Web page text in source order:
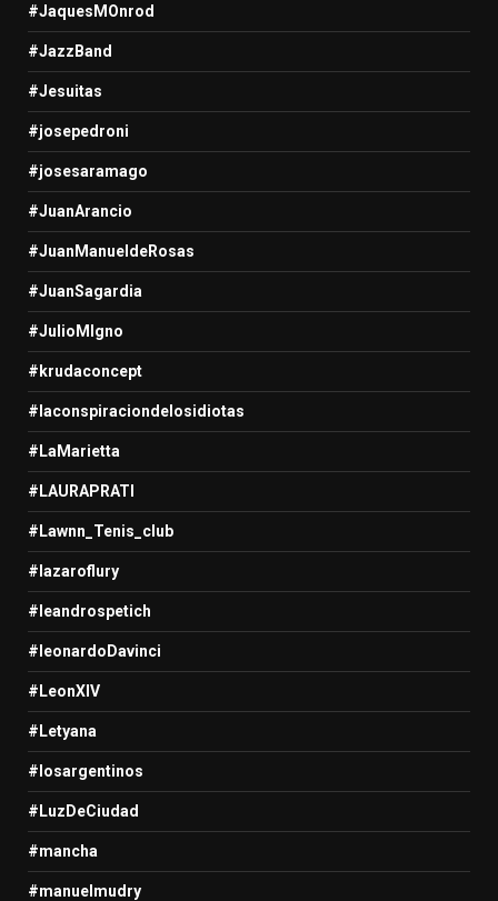
#JaquesMOnrod
#JazzBand
#Jesuitas
#josepedroni
#josesaramago
#JuanArancio
#JuanManueldeRosas
#JuanSagardia
#JulioMIgno
#krudaconcept
#laconspiraciondelosidiotas
#LaMarietta
#LAURAPRATI
#Lawnn_Tenis_club
#lazaroflury
#leandrospetich
#leonardoDavinci
#LeonXIV
#Letyana
#losargentinos
#LuzDeCiudad
#mancha
#manuelmudry